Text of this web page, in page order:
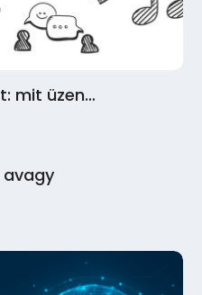
mit üzen…